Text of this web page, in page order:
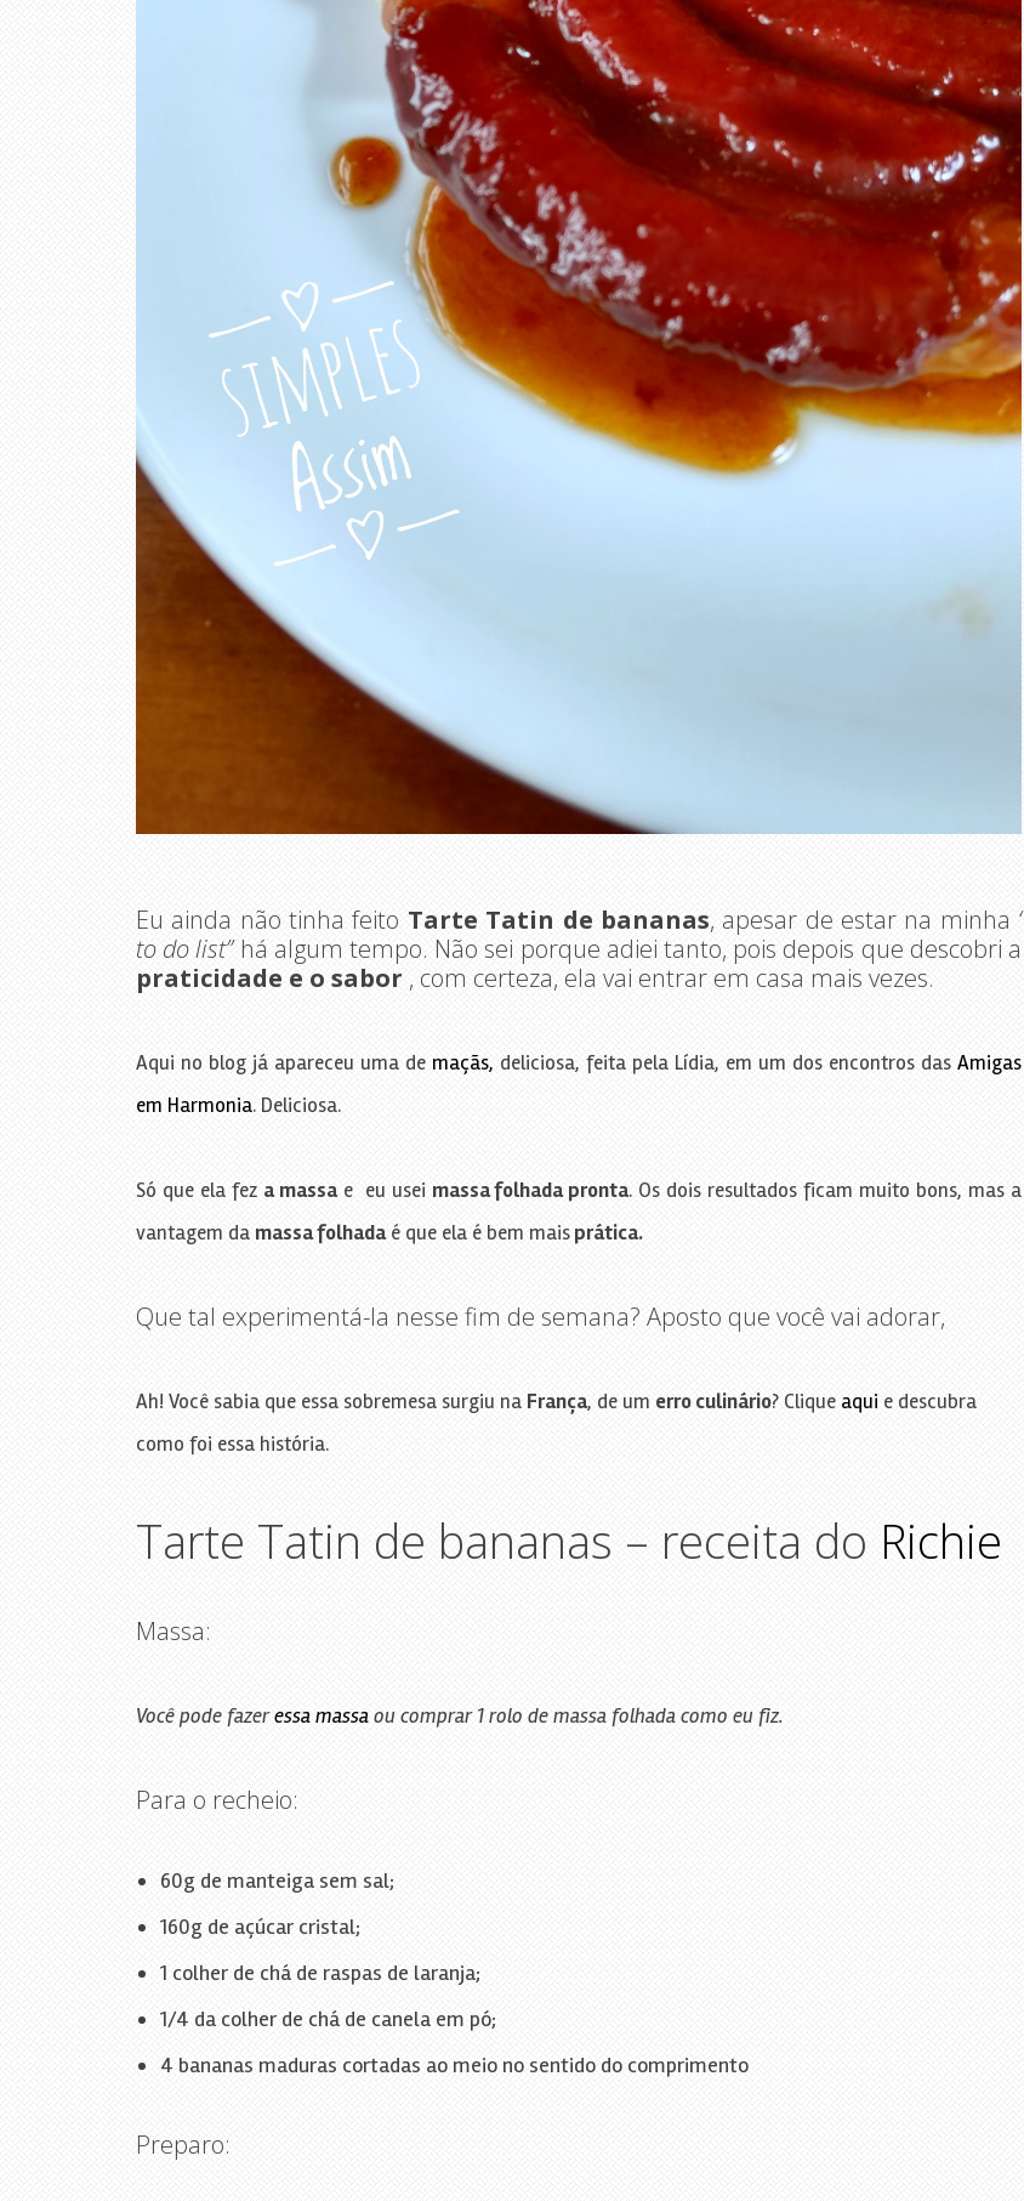
Eu ainda não tinha feito Tarte Tatin de bananas, apesar de estar na minha ‘
to do list”há algum tempo. Não sei porque adiei tanto, pois depois que descobri a
praticidade e o sabor, com certeza, ela vai entrar em casa mais vezes.
Aqui no blog já apareceu uma de maçãs, deliciosa, feita pela Lídia, em um dos encontros dasAmigas
em Harmonia. Deliciosa.
Só que ela fez a massae eu usei massa folhada pronta. Os dois resultados ficam muito bons, mas a
vantagem da massa folhadaé que ela é bem maisprática.
Que tal experimentá-la nesse fim de semana? Aposto que você vai adorar,
Ah! Você sabia que essa sobremesa surgiu na França, de um erro culinário? Clique aqui e descubra
como foi essa história.
Tarte Tatin de bananas – receita do Richie
Massa:
Você pode fazeressa massaou comprar 1 rolo de massa folhada como eu fiz.
Para o recheio:
60g de manteiga sem sal;
160g de açúcar cristal;
1 colher de chá de raspas de laranja;
1/4 da colher de chá de canela em pó;
4 bananas maduras cortadas ao meio no sentido do comprimento
Preparo: